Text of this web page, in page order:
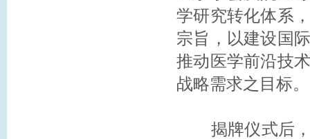
学研究转化体系
宗旨，以建设国
推动医学前沿技
战略需求之目标。
揭牌仪式后，